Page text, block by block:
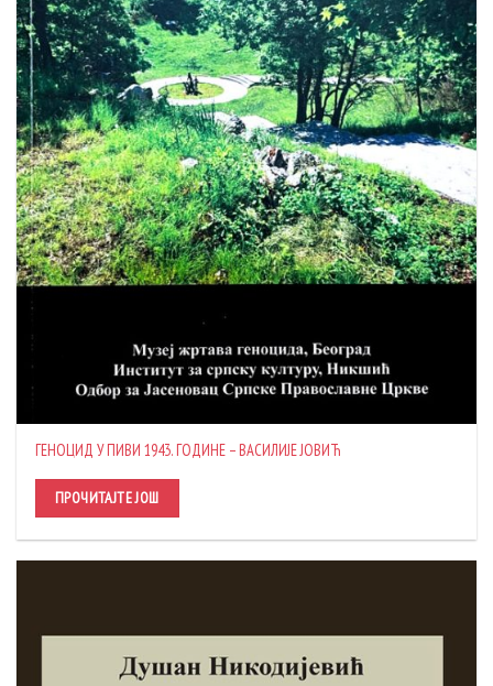
ГЕНОЦИД У ПИВИ 1943. ГОДИНЕ – ВАСИЛИЈЕ ЈОВИЋ
ПРОЧИТАЈТЕ ЈОШ